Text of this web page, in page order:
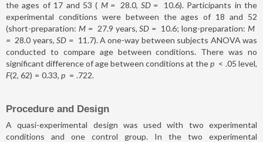
the ages of 17 and 53 ( M = 28.0,SD =
10.6). Participants in the
experimental conditions were between the ages of 18 and 52
(short-preparation: M = 27.9 years,SD = 10.6; long-preparation:M
= 28.0 years,SD = 11.7). A one-way between subjects ANOVA was
conducted to compare age between conditions. There was no
significant difference of age between conditions at thep < .05 level,
F(2, 62) = 0.33, p = .722.
Procedure and Design
A quasi-experimental design was used with two experimental
conditions and one control group. In the two experimental